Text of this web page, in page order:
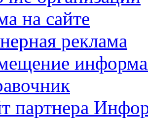
на сайте
реклама
партнера